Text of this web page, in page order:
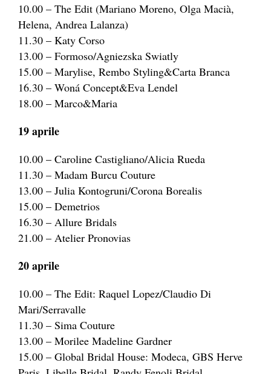
10.00 – The Edit (Mariano Moreno, Olga Macià,
Helena, Andrea Lalanza)
11.30 – Katy Corso
13.00 – Formoso/Agniezska Swiatly
15.00 – Marylise, Rembo Styling&Carta Branca
16.30 – Woná Concept&Eva Lendel
18.00 – Marco&Maria
19 aprile
10.00 – Caroline Castigliano/Alicia Rueda
11.30 – Madam Burcu Couture
13.00 – Julia Kontogruni/Corona Borealis
15.00 – Demetrios
16.30 – Allure Bridals
21.00 – Atelier Pronovias
20 aprile
10.00 – The Edit: Raquel Lopez/Claudio Di
Mari/Serravalle
11.30 – Sima Couture
13.00 – Morilee Madeline Gardner
15.00 – Global Bridal House: Modeca, GBS Herve